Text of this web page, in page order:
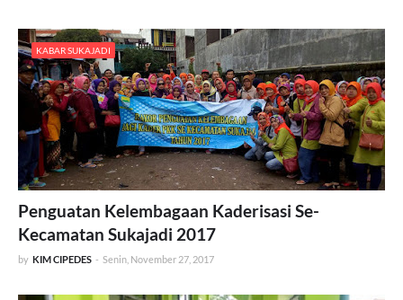
KABAR SUKAJADI
Penguatan Kelembagaan Kaderisasi Se-
Kecamatan Sukajadi 2017
by KIM CIPEDES - Senin, November 27, 2017